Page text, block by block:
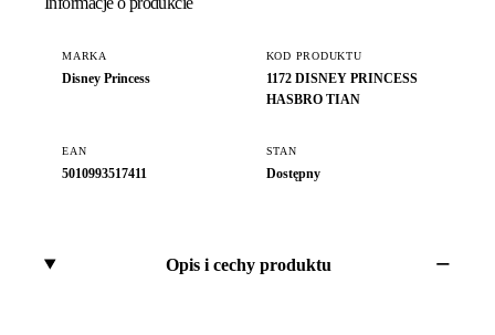
MARKA
Disney Princess
KOD PRODUKTU
1172 DISNEY PRINCESS
HASBRO TIAN
EAN
5010993517411
STAN
Dostępny
Opis i cechy produktu